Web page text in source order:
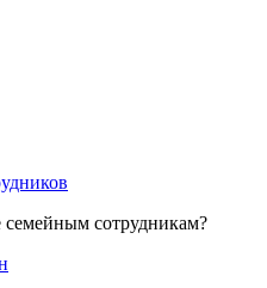
семейным сотрудникам?